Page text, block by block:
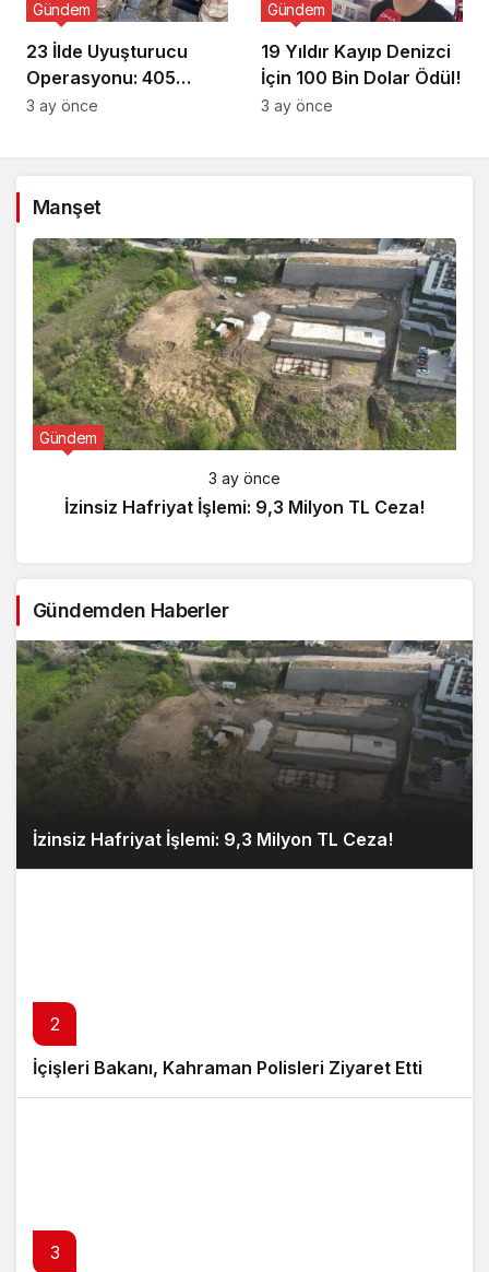
23 İlde Uyuşturucu
Operasyonu: 405
Gözaltı!
Gündem
3 ay önce
19 Yıldır Kayıp Denizci
İçin 100 Bin Dolar Ödül!
Gündem
3 ay önce
Manşet
Gündem
3 ay önce
İzinsiz Hafriyat İşlemi: 9,3 Milyon TL Ceza!
Gündemden Haberler
İzinsiz Hafriyat İşlemi: 9,3 Milyon TL Ceza!
2
İçişleri Bakanı, Kahraman Polisleri Ziyaret Etti
3